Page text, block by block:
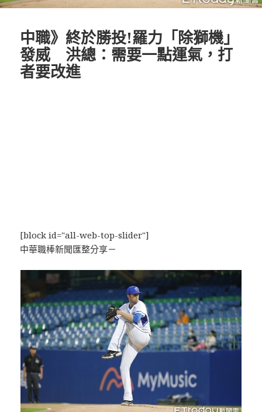
中職》終於勝投!羅力「除獅機」
發威 洪總：需要一點運氣，打
者要改進
[block id="all-web-top-slider"]
中華職棒新聞匯整分享－